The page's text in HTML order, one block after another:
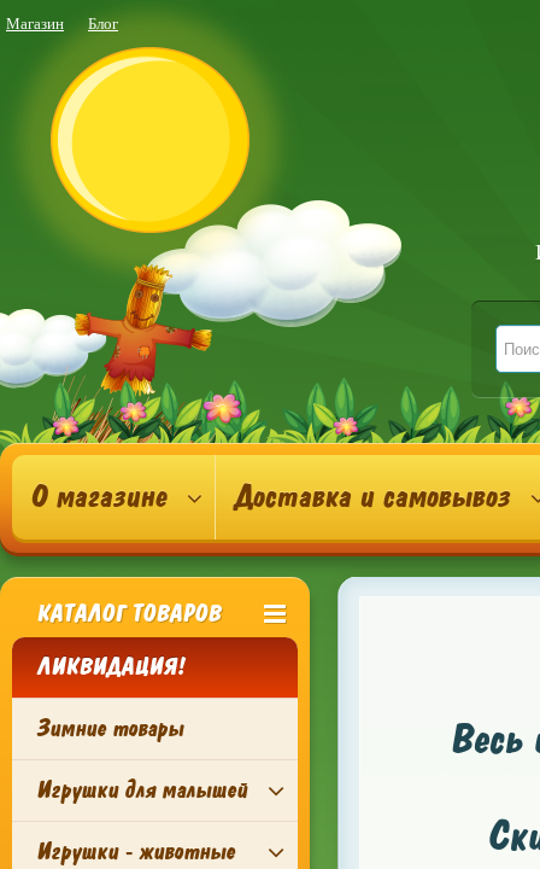
Магазин Блог
О магазине Доставка и самовывоз
КАТАЛОГ ТОВАРОВ
ЛИКВИДАЦИЯ!
Зимние товары
Игрушки для малышей
Игрушки - животные
Весь